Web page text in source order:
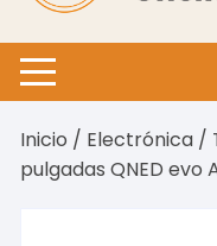
Inicio / Electrónica /
pulgadas QNED evo